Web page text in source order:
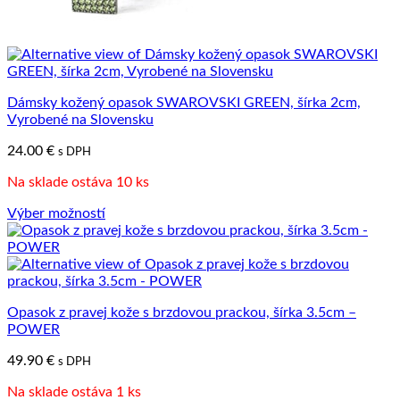
Dámsky kožený opasok SWAROVSKI GREEN, šírka 2cm,
Vyrobené na Slovensku
24.00 € s DPH
Na sklade ostáva 10 ks
Výber možností
Tento
produkt
má
viacero
Možnosti
si
vybrať
Opasok z pravej kože s brzdovou prackou, šírka 3.5cm –
POWER
49.90 € s DPH
Na sklade ostáva 1 ks